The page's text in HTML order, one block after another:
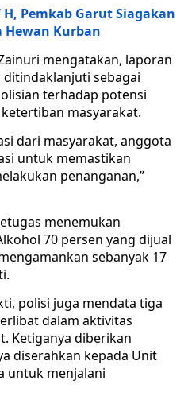
H, Pemkab Garut Siagakan
Hewan Kurban
mengatakan, laporan
sebagai
terhadap potensi
masyarakat.
dari masyarakat, anggota
untuk memastikan
penanganan,”
menemukan
70 persen yang dijual
sebanyak 17
polisi juga mendata tiga
dalam aktivitas
Ketiganya diberikan
diserahkan kepada Unit
untuk menjalani